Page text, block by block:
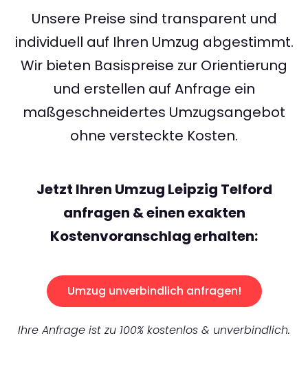
Unsere Preise sind transparent und
individuell auf Ihren Umzug abgestimmt.
Wir bieten Basispreise zur Orientierung
und erstellen auf Anfrage ein
maßgeschneidertes Umzugsangebot
ohne versteckte Kosten.
Jetzt Ihren Umzug Leipzig Telford
anfragen & einen exakten
Kostenvoranschlag erhalten:
Umzug unverbindlich anfragen!
Ihre Anfrage ist zu 100% kostenlos & unverbindlich.